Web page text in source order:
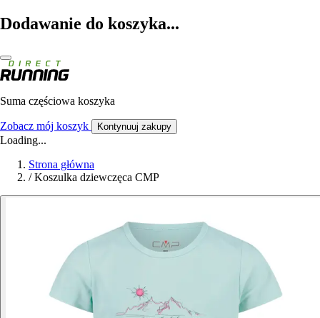
Dodawanie do koszyka...
Suma częściowa koszyka
Zobacz mój koszyk Kontynuuj zakupy
Loading...
Strona główna
/ Koszulka dziewczęca CMP